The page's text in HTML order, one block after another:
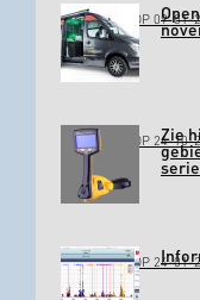
GEPLAATST OP 09-01-
GEPLAATST OP 24-10-
Zie
serie
GEPLAATST OP 24-01-